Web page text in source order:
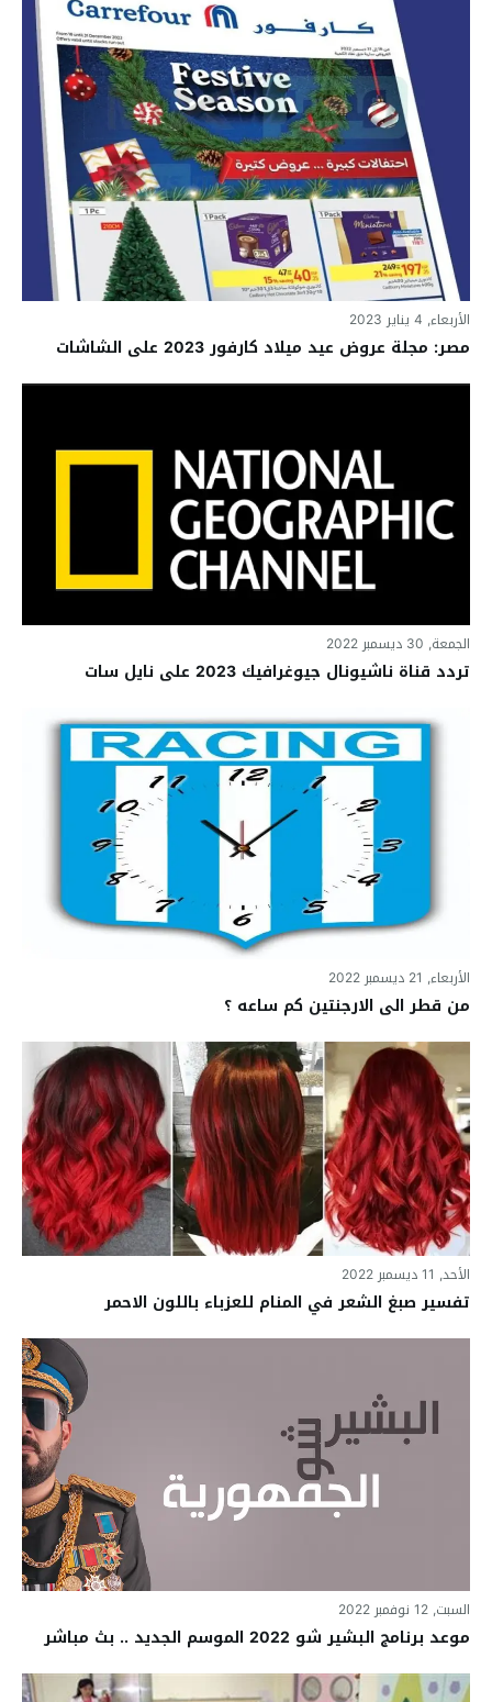
الأربعاء, 4 يناير 2023
مصر: مجلة عروض عيد ميلاد كارفور 2023 على الشاشات
الجمعة, 30 ديسمبر 2022
تردد قناة ناشيونال جيوغرافيك 2023 على نايل سات
الأربعاء, 21 ديسمبر 2022
من قطر الى الارجنتين كم ساعه ؟
الأحد, 11 ديسمبر 2022
تفسير صبغ الشعر في المنام للعزباء باللون الاحمر
السبت, 12 نوفمبر 2022
موعد برنامج البشير شو 2022 الموسم الجديد .. بث مباشر